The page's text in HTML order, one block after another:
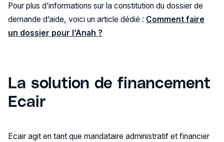
Pour plus d’informations sur la constitution du dossier de
demande d’aide, voici un article dédié : Comment faire
un dossier pour l’Anah ?
La solution de financement
Ecair
Ecair agit en tant que mandataire administratif et financier